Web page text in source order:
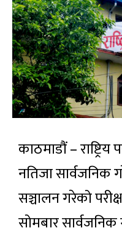
काठमाडौं – राष्ट्रिय
नतिजा
सञ्चालन गरेको
सोमबार सार्वजनिक